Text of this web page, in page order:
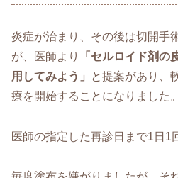
炎症が治まり、その後は切開手
が、医師より
「セルロイド剤の
用してみよう」
と提案があり、
療を開始することになりました。
医師の指定した再診日まで1日1